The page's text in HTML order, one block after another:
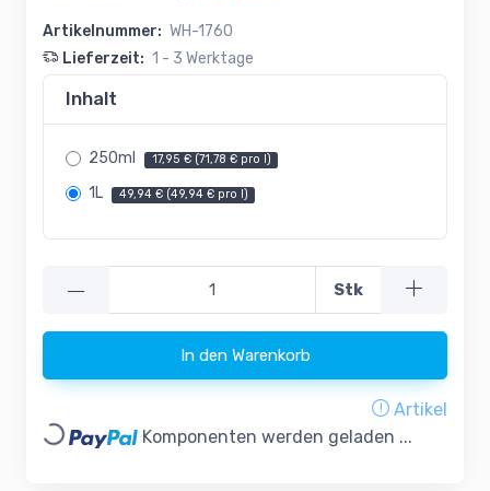
Artikelnummer: WH-1760
Lieferzeit: 1 - 3 Werktage
Inhalt
250ml 17,95 € (71,78 € pro l)
1L 49,94 € (49,94 € pro l)
— Stk
In den Warenkorb
Artikel
Loading... Komponenten werden geladen ...